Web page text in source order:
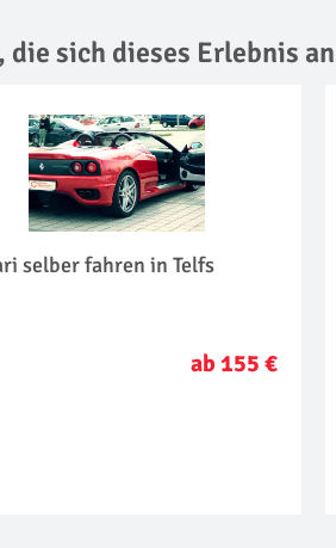
die sich dieses Erlebnis
selber fahren in Telfs
ab 155 €